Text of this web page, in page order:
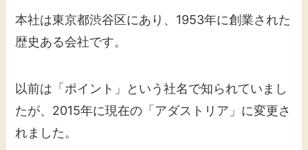
本社は東京都渋谷区にあり、1953年に創業された
歴史ある会社です。
以前は「ポイント」という社名で知られていまし
たが、2015年に現在の「アダストリア」に変更さ
れました。